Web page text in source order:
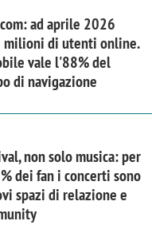
ad aprile 2026
milioni di utenti online.
vale l'88% del
di navigazione
non solo musica: per
dei fan i concerti sono
spazi di relazione e